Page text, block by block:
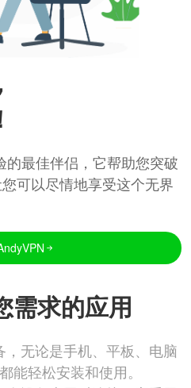
最佳伴侣，它帮助您突破
可以尽情地享受这个无界
需求的应用
无论是手机、平板、电脑
能轻松安装和使用。